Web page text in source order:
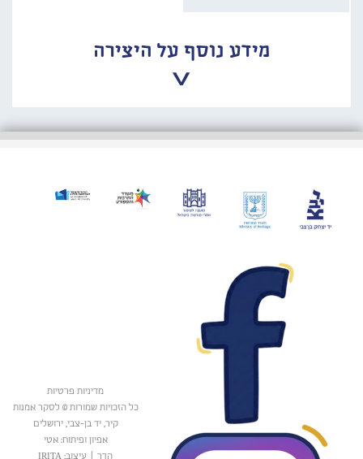
מידע נוסף על היצירה
מדיניות פרטיות
כל הזכויות שמורות © לסקר אמנות
קיר, יד בן-צבי, ירושלים
אפיון ופיתוח: אטי
הדר
עיצוב: IRITA